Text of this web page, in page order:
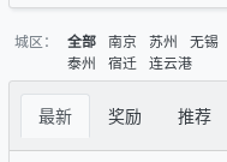
城区： 全部 南京 苏州 无锡
泰州
宿迁 连云港
最新 奖励 推荐